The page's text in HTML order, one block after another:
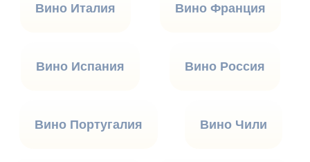
Вино Италия Вино Франция
Вино Испания Вино Россия
Вино Португалия Вино Чили